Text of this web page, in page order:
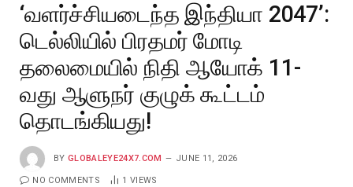
‘வளர்ச்சியடைந்த இந்தியா 2047’:
டெல்லியில் பிரதமர் மோடி
தலைமையில் நிதி ஆயோக் 11-
வது ஆளுநர் குழுக் கூட்டம்
தொடங்கியது!
BY GLOBALEYE24X7.COM JUNE 11, 2026
NO COMMENTS 1 VIEWS